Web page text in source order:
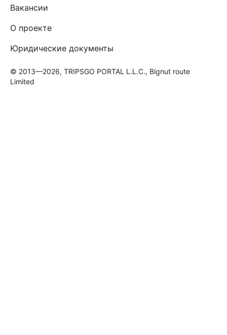
Вакансии
О проекте
Юридические документы
© 2013—2026, TRIPSGO PORTAL L.L.C., Bignut route
Limited